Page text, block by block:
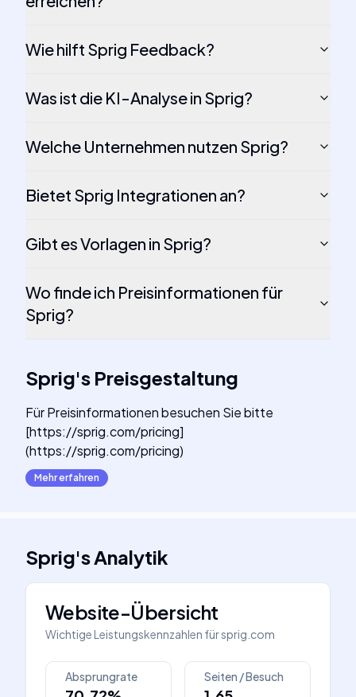
Wie hilft Sprig Feedback?
Was ist die KI-Analyse in Sprig?
Welche Unternehmen nutzen Sprig?
Bietet Sprig Integrationen an?
Gibt es Vorlagen in Sprig?
Wo finde ich Preisinformationen für
Sprig?
Sprig's Preisgestaltung
Für Preisinformationen besuchen Sie bitte
[https://sprig.com/pricing]
(https://sprig.com/pricing)
Mehr erfahren
Sprig'sAnalytik
Website-Übersicht
Wichtige Leistungskennzahlen fürsprig.com
Absprungrate Seiten / Besuch